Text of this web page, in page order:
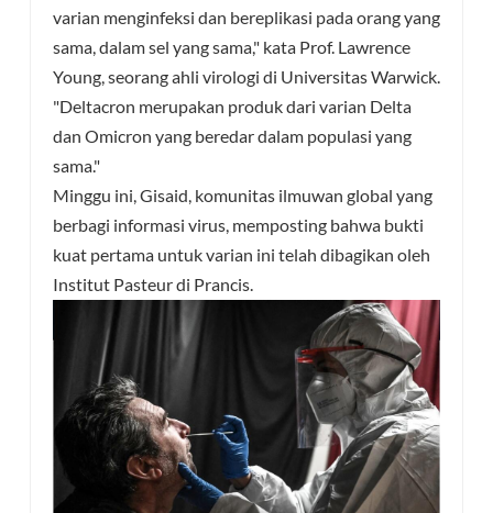
varian menginfeksi dan bereplikasi pada orang yang
sama, dalam sel yang sama," kata Prof. Lawrence
Young, seorang ahli virologi di Universitas Warwick.
"Deltacron merupakan produk dari varian Delta
dan Omicron yang beredar dalam populasi yang
sama."
Minggu ini, Gisaid, komunitas ilmuwan global yang
berbagi informasi virus, memposting bahwa bukti
kuat pertama untuk varian ini telah dibagikan oleh
Institut Pasteur di Prancis.